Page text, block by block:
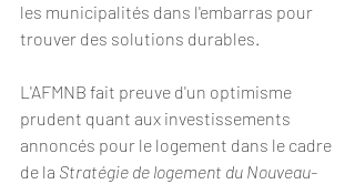
les municipalités dans l'embarras pour
trouver des solutions durables.
L'AFMNB fait preuve d'un optimisme
prudent quant aux investissements
annoncés pour le logement dans le cadre
de la Stratégie de logement du Nouveau-